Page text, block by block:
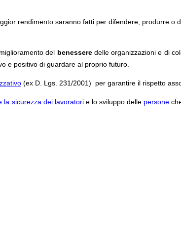
rendimento saranno fatti per difendere, produrre o
del benesseredelle organizzazioni e di
e positivo di guardare al proprio futuro.
(ex D. Lgs. 231/2001) per garantire il rispetto
la sicurezza dei lavoratorie lo sviluppo delle persone